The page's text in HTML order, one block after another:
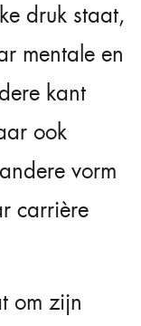
druk staat,
mentale en
kant
ook
vorm
carrière
om zijn